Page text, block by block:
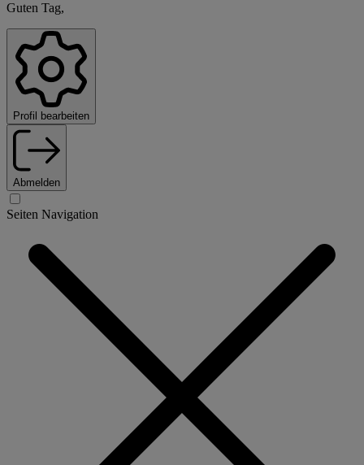
Guten Tag,
Profil bearbeiten
Abmelden
Seiten Navigation